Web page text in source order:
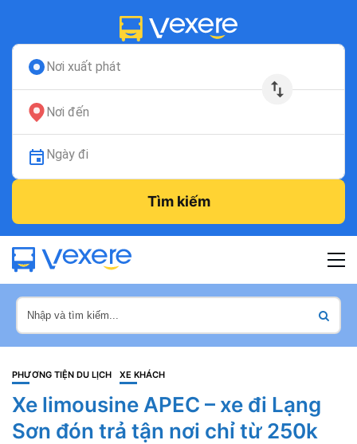
Nơi xuất phát
Nơi đến
Ngày đi
Tìm kiếm
PHƯƠNG TIỆN DU LỊCH XE KHÁCH
Xe limousine APEC – xe đi Lạng
Sơn đón trả tận nơi chỉ từ 250k